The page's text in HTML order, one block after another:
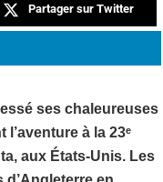
Partager sur Twitter
ses chaleureuses
à la 23ᵉ
aux États-Unis. Les